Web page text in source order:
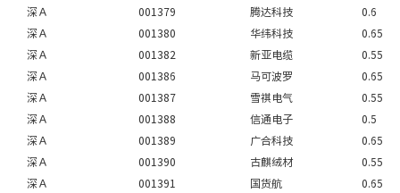
深Ａ
001379 腾达科技
0.6
深Ａ
001380 华纬科技
0.65
深Ａ
001382 新亚电缆
0.55
深Ａ
001386 马可波罗
0.65
深Ａ
001387 雪祺电气
0.55
深Ａ
001388 信通电子
0.5
深Ａ
001389 广合科技
0.65
深Ａ
001390 古麒绒材
0.55
深Ａ
001391 国货航
0.65